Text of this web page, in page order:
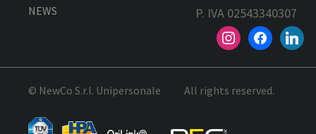
NEWS
P. IVA 02543340307
© NewCo S.r.l. Unipersonale All rights reserved.